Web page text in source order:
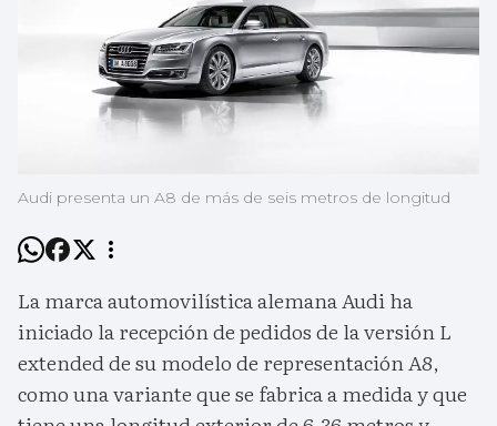
Audi presenta un A8 de más de seis metros de longitud
La marca automovilística alemana Audi ha
iniciado la recepción de pedidos de la versión L
extended de su modelo de representación A8,
como una variante que se fabrica a medida y que